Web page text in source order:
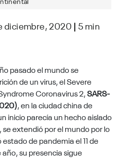
diciembre, 2020 | 5 min
pasado el mundo se
de un virus, el Severe
Coronavirus 2,SARS-
, en la ciudad china de
inicio parecía un hecho aislado
extendió por el mundo por lo
de pandemia el 11 de
su presencia sigue